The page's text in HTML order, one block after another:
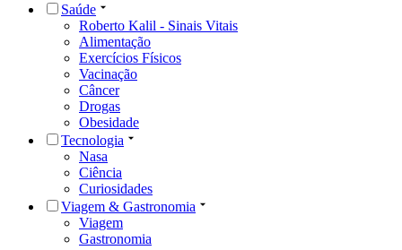
Saúde
Roberto Kalil - Sinais Vitais
Alimentação
Exercícios Físicos
Vacinação
Câncer
Drogas
Obesidade
Tecnologia
Nasa
Ciência
Curiosidades
Viagem & Gastronomia
Viagem
Gastronomia